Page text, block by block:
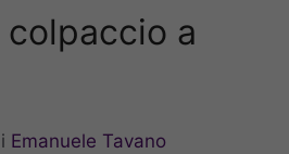
a
Emanuele Tavano